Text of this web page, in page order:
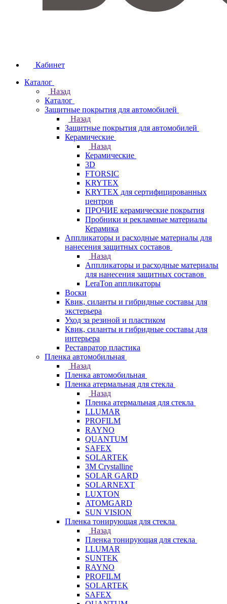
Кабинет
Каталог
Назад
Каталог
Защитные покрытия для автомобилей
Назад
Защитные покрытия для автомобилей
Керамические
Назад
Керамические
3D
FTORSIC
KRYTEX
KRYTEX для сертифицированных
центров
ПРОЧИЕ керамические покрытия
Пробники и рекламные материалы
Керамика
Аппликаторы и расходные материалы для
нанесения защитных составов
Назад
Аппликаторы и расходные материалы
для нанесения защитных составов
LeraTon аппликаторы
Воски
Квик, силанты и гибридные составы для
экстерьера
Уход за резиной и пластиком
Квик, силанты и гибридные составы для
интерьера
Реставратор пластика
Пленка автомобильная
Назад
Пленка автомобильная
Пленка атермальная для стекла
Назад
Пленка атермальная для стекла
LLUMAR
PROFILM
RAYNO
QUANTUM
SAFEX
SOLARTEK
3M Crystalline
SOLAR GARD
SOLARNEXT
LUXTON
ATOMGARD
SUN VISION
Пленка тонирующая для стекла
Назад
Пленка тонирующая для стекла
LLUMAR
SUNTEK
RAYNO
PROFILM
SOLARTEK
SAFEX